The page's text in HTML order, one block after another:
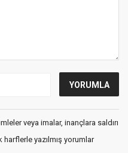
veya imalar, inançlara saldırı
yazılmış yorumlar